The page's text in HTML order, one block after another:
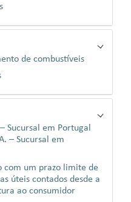
de combustíveis
Sucursal em Portugal
– Sucursal em
com um prazo limite de
úteis contados desde a
ao consumidor